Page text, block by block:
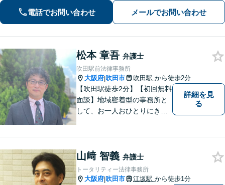
します。当日・夜間・電話相談可能で
す。【法テラス利用可】【WEB面談
電話でお問い合わせ メールでお問い合わせ
松本 章吾 弁護士
吹田駅前法律事務所
大阪府|吹田市 吹田駅 から徒歩2分
【吹田駅徒歩2分】【初回無料
面談】地域密着型の事務所と
して、お一人おひとりにきめ
ごとに対応！まずは無料相談
にお越しください。【完全個
室対応】
詳細を見
る
山﨑 智義 弁護士
トータリティー法律事務所
大阪府|吹田市 江坂駅 から徒歩1分